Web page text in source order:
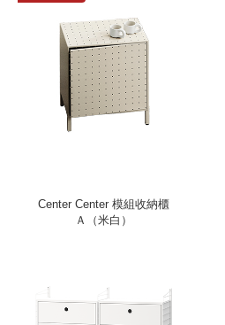
Center Center 模組收納櫃
Ａ（米白）